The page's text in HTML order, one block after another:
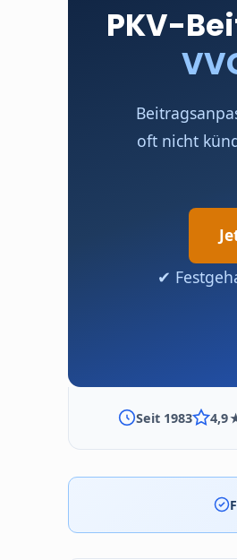
PKV-
oft nicht
✔
Seit 1983 4,9